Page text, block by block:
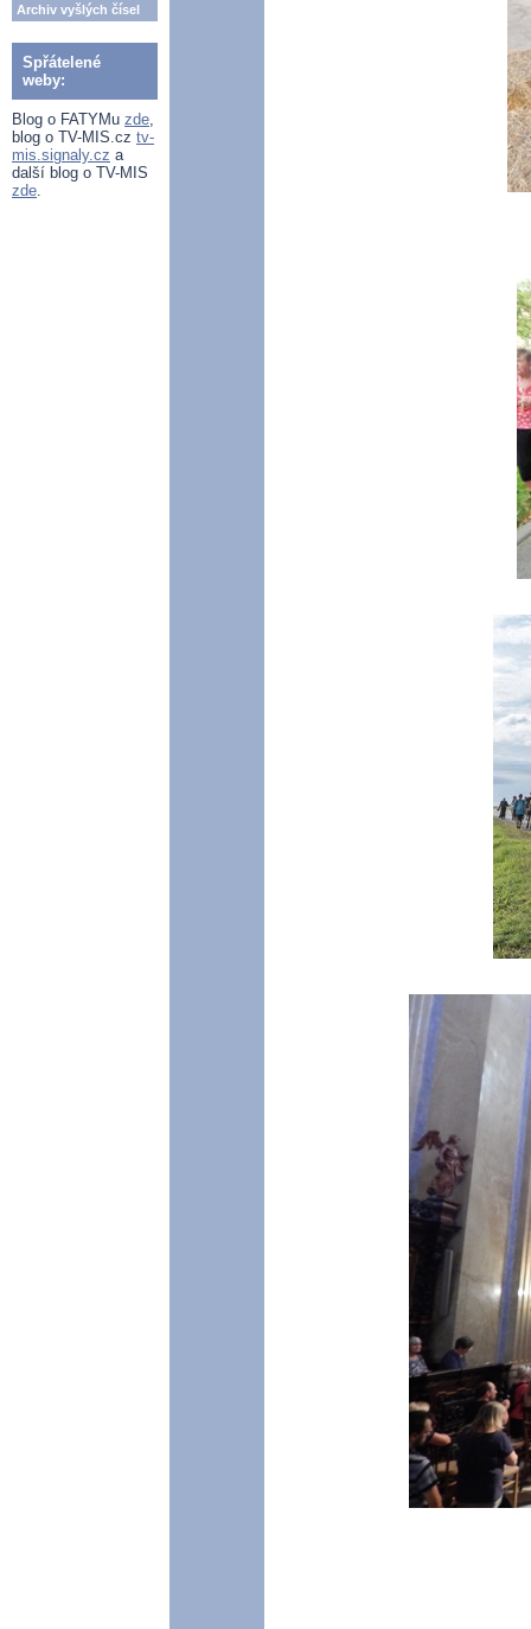
Archiv vyšlých čísel
Spřátelené
weby:
Blog o FATYMu zde,
blog o TV-MIS.cz tv-
mis.signaly.cz a
další blog o TV-MIS
zde.